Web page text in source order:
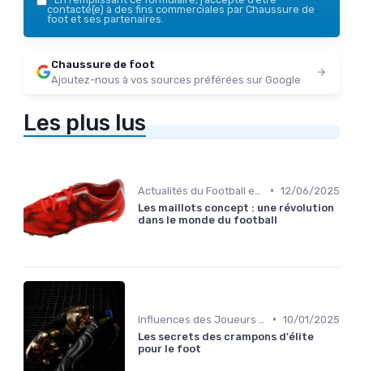
contacté(e) à des fins commerciales par Chaussure de
foot et ses partenaires.
Chaussure de foot
Ajoutez-nous à vos sources préférées sur Google
Les plus lus
• 12/06/2025
Les maillots concept : une révolution
dans le monde du football
• 10/01/2025
Les secrets des crampons d'élite
pour le foot